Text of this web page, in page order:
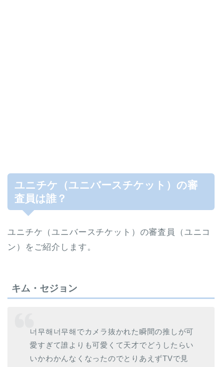
ユニチケ（ユニバースチケット）の審
査員は誰？
ユニチケ（ユニバースチケット）の審査員（ユニコ
ン）をご紹介します。
キム・セジョン
너무해너무해でカメラ抜かれた瞬間の推しが可
愛すぎて誰よりも可愛くて天才でどうしたらい
いかわかんなくなったのでとりあえずTVで見